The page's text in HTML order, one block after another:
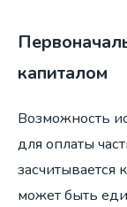
капиталом
Возможность
для оплаты
засчитывается
может быть